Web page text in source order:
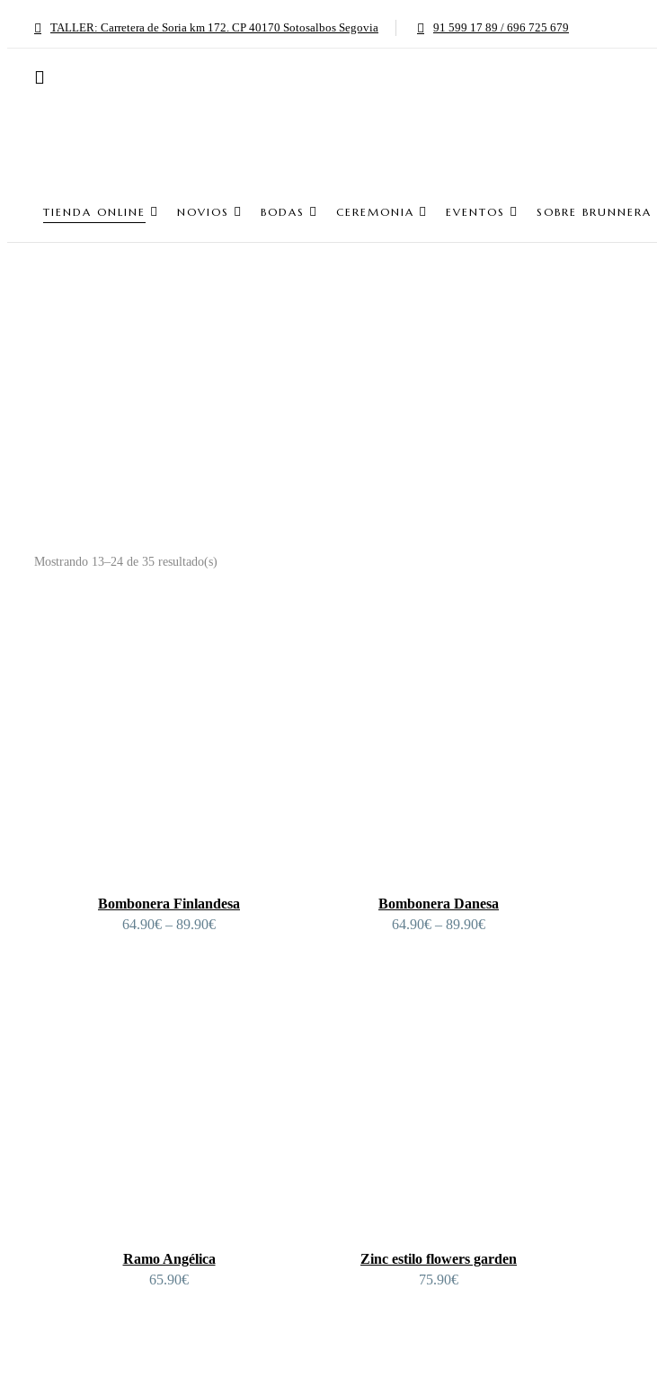
TALLER: Carretera de Soria km 172. CP 40170 Sotosalbos Segovia 91 599 17 89 / 696 725 679
TIENDA ONLINE NOVIOS BODAS CEREMONIA EVENTOS SOBRE BRUNNERA
Mostrando 13–24 de 35 resultado(s)
Bombonera Finlandesa
64.90€ – 89.90€
Bombonera Danesa
64.90€ – 89.90€
Ramo Angélica
65.90€
Zinc estilo flowers garden
75.90€